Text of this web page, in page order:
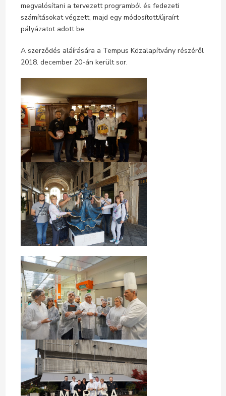
megvalósítani a tervezett programból és fedezeti
számításokat végzett, majd egy módosított/újraírt
pályázatot adott be.
A szerződés aláírására a Tempus Közalapítvány részéről
2018. december 20-án került sor.